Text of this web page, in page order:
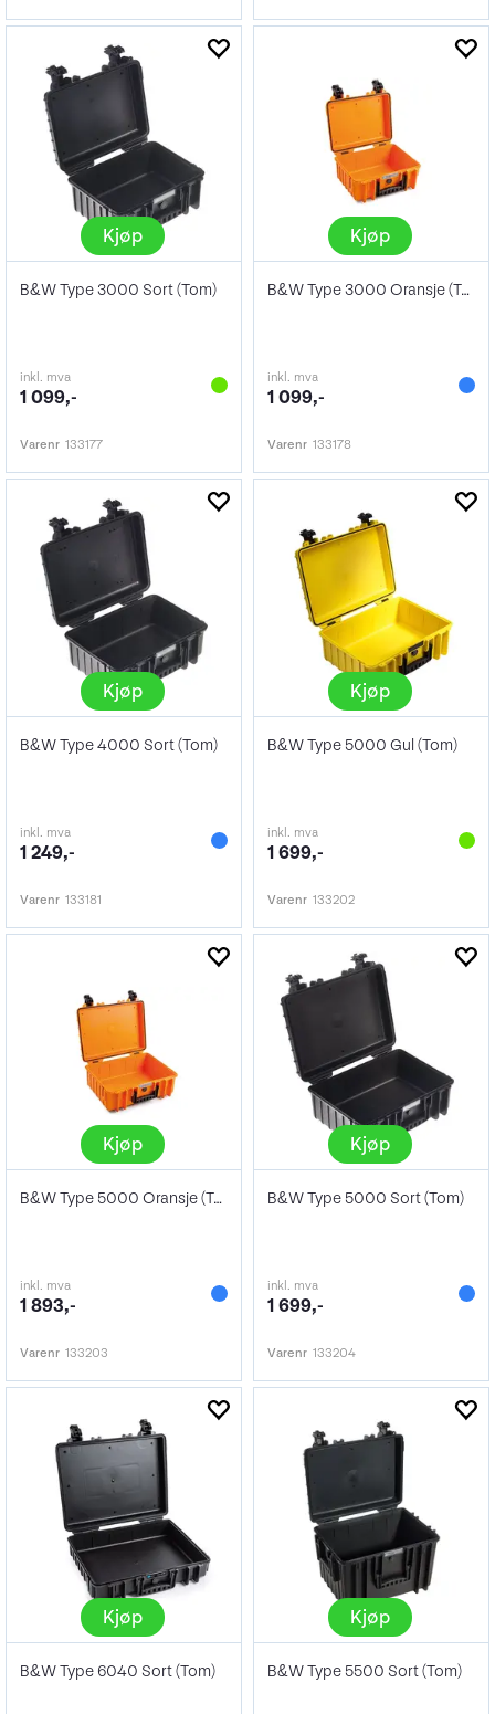
Kjøp
B&W Type 3000 Sort (Tom)
inkl. mva
1 099,-
Varenr 133177
Kjøp
B&W Type 3000 Oransje (Tom)
inkl. mva
1 099,-
Varenr 133178
Kjøp
B&W Type 4000 Sort (Tom)
inkl. mva
1 249,-
Varenr 133181
Kjøp
B&W Type 5000 Gul (Tom)
inkl. mva
1 699,-
Varenr 133202
Kjøp
B&W Type 5000 Oransje (Tom)
inkl. mva
1 893,-
Varenr 133203
Kjøp
B&W Type 5000 Sort (Tom)
inkl. mva
1 699,-
Varenr 133204
Kjøp
B&W Type 6040 Sort (Tom)
Kjøp
B&W Type 5500 Sort (Tom)